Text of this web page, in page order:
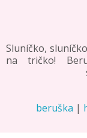
Sluníčko,
na tričko!
beruška |